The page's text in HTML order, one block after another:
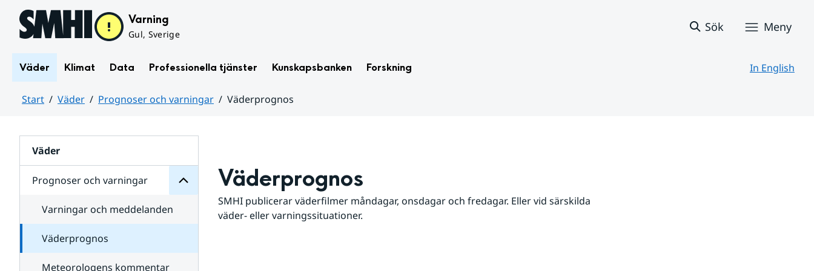
Hoppa till sidans innehåll Varning
Gul, Sverige
Sök Meny
Väder Klimat Data Professionella tjänster Kunskapsbanken Forskning In English
Start Väder Prognoser och varningar
Väderprognos
Väder
Prognoser och varningar
för
varningar
Varningar och meddelanden
Väderprognos
Meteorologens kommentar
Väderprognos
SMHI publicerar väderfilmer måndagar, onsdagar och fredagar. Eller vid särskilda
väder- eller varningssituationer.